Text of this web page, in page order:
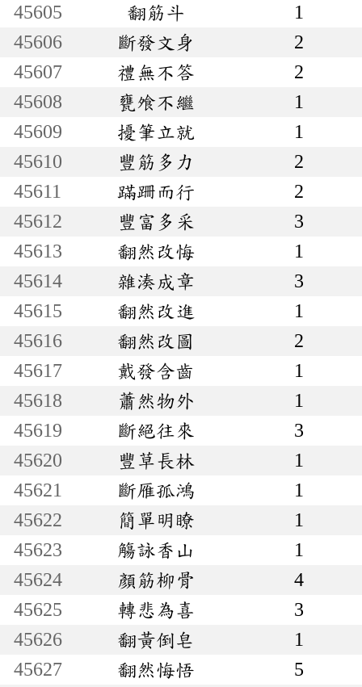
45605
翻筋斗
1
45606
斷發文身
2
45607
禮無不答
2
45608
甕飧不繼
1
45609
擾筆立就
1
45610
豐筋多力
2
45611
蹣跚而行
2
45612
豐富多采
3
45613
翻然改悔
1
45614
雜湊成章
3
45615
翻然改進
1
45616
翻然改圖
2
45617
戴發含齒
1
45618
蕭然物外
1
45619
斷絕往來
3
45620
豐草長林
1
45621
斷雁孤鴻
1
45622
簡單明瞭
1
45623
觴詠香山
1
45624
顏筋柳骨
4
45625
轉悲為喜
3
45626
翻黃倒皂
1
45627
翻然悔悟
5